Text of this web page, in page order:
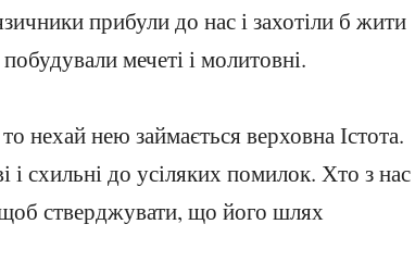
прибули до нас і захотіли б жити
мечеті і молитовні.
нехай нею займається верховна Істота.
схильні до усіляких помилок. Хто з нас
щоб стверджувати, що його шлях